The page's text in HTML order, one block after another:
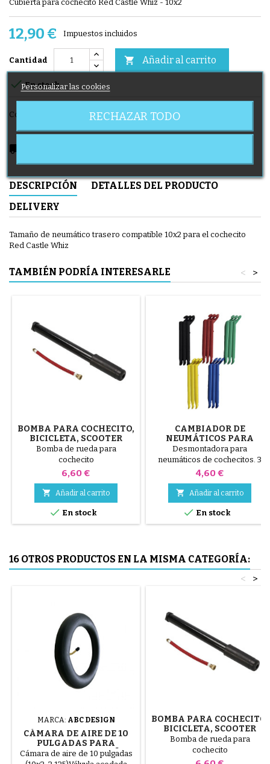
Cubierta para cochecito Red Castle Whiz - 10x2
12,90 € Impuestos incluidos
Cantidad  Añadir al carrito
En stock
Compartir
local_shipping
DESCRIPCIÓN
DETALLES DEL PRODUCTO
DELIVERY
Tamaño de neumático trasero compatible 10x2 para el cochecito
Red Castle Whiz
TAMBIÉN PODRÍA INTERESARLE >
<
BOMBA PARA COCHECITO,
BICICLETA, SCOOTER
Bomba de rueda para
cochecito
Precio
6,60 €
 Añadir al carrito
 En stock
CAMBIADOR DE
NEUMÁTICOS PARA
COCHECITO COLOR
ALEATORIO 1 PAQUETE DE
3 PIEZAS
Desmontadora para
neumáticos de cochecitos. 3
piezas de plástico de alta
negro, rojo, verde, amarillo y
azul o 3 piezas de acero ( gris )
El neumático se monta a mano,
sin herramientas, para evitar
Precio
4,60 €
 Añadir al carrito
 En stock
16 OTROS PRODUCTOS EN LA MISMA CATEGORÍA:
>
<
MARCA: ABC DESIGN
CÁMARA DE AIRE DE 10
PULGADAS PARA
COCHECITO DE DISEÑO
Cámara de aire de 10 pulgadas
BOMBA PARA COCHECITO,
BICICLETA, SCOOTER
Bomba de rueda para
cochecito
Personalizar las cookies
RECHAZAR TODO